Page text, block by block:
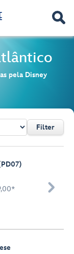
pela Disney
Filter
